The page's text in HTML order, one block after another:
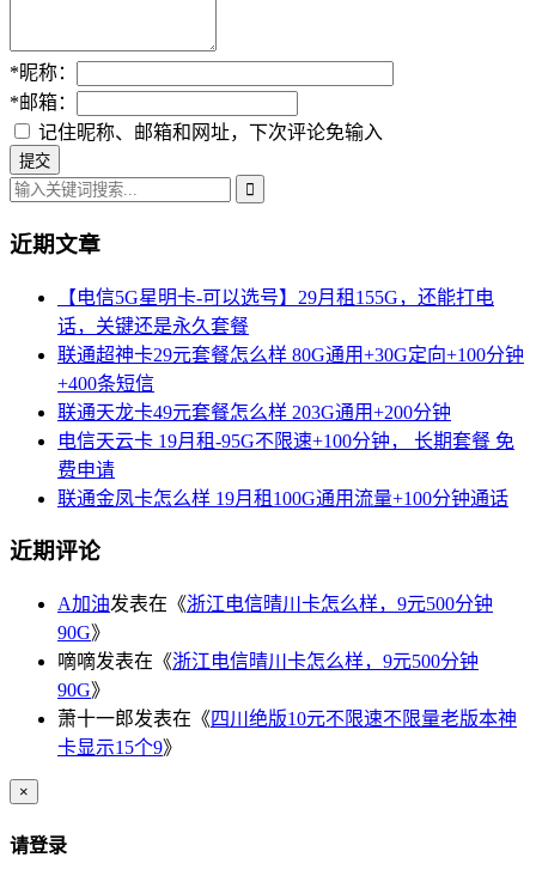
*昵称：
*邮箱：
记住昵称、邮箱和网址，下次评论免输入
近期文章
【电信5G星明卡-可以选号】29月租155G，还能打电
话，关键还是永久套餐
联通超神卡29元套餐怎么样 80G通用+30G定向+100分钟
+400条短信
联通天龙卡49元套餐怎么样 203G通用+200分钟
电信天云卡 19月租-95G不限速+100分钟， 长期套餐 免
费申请
联通金凤卡怎么样 19月租100G通用流量+100分钟通话
近期评论
A加油发表在《浙江电信晴川卡怎么样，9元500分钟
90G》
嘀嘀发表在《浙江电信晴川卡怎么样，9元500分钟
90G》
萧十一郎发表在《四川绝版10元不限速不限量老版本神
卡显示15个9》
×
请登录